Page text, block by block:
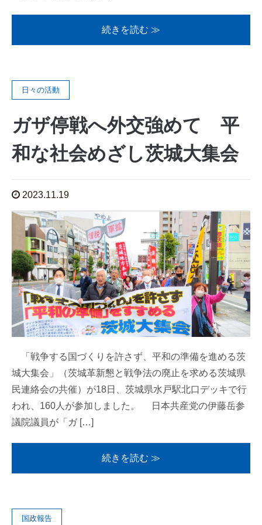
続きを読む ≫
日々の活動
ガザ停戦へ外交強めて 平
和な社会めざし茨城大集会
2023.11.19
「戦争する国づくりを許さず、平和の準備を進める茨
城大集会」（茨城革新懇と戦争法の廃止を求める茨城県
民連絡会の共催）が18日、茨城県水戸駅北口デッキで行
われ、160人が参加しました。 日本共産党の伊藤岳参
議院議員が「ガ […]
続きを読む ≫
国政報告